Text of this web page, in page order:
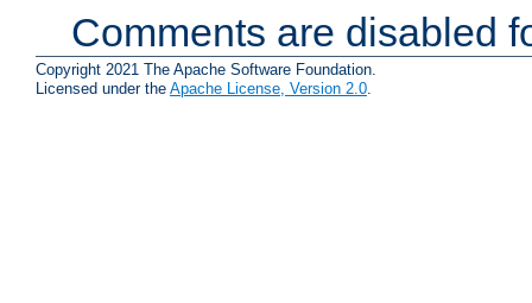
Comments are disabled
Copyright 2021 The Apache Software Foundation.
Licensed under the Apache License, Version 2.0